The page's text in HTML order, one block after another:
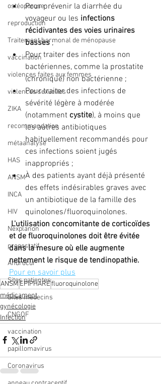
ostéoporose
reproduction
Traitement hormonal de ménopause
vaccination
violences faites aux femmes
violences sexuelles
ZIKA
recommandation
métaanalyse
HAS
ANSM
INCA
HIV
Nexplanon
progestatif
Androcur
Sites patientes
Sites medecins
CNGOF
vaccination
papillomavirus
Coronavirus
Pour prévenir la diarrhée du
voyageur ou les infections
récidivantes des voies urinaires
basses ;
Pour traiter des infections non
bactériennes, comme la prostatite
(chronique) non bactérienne ;
Pour traiter des infections de
sévérité légère à modérée
(notamment cystite), à moins que
les autres antibiotiques
habituellement recommandés pour
ces infections soient jugés
inappropriés ;
À des patients ayant déjà présenté
des effets indésirables graves avec
un antibiotique de la famille des
quinolones/fluoroquinolones.
L'utilisation concomitante de corticoïdes
et de fluoroquinolones doit être évitée
dans la mesure où elle augmente
nettement le risque de tendinopathie.
Pour en savoir plus
ANSMEPIPHAREfluoroquinolone
médicament
gynécologie
Infection